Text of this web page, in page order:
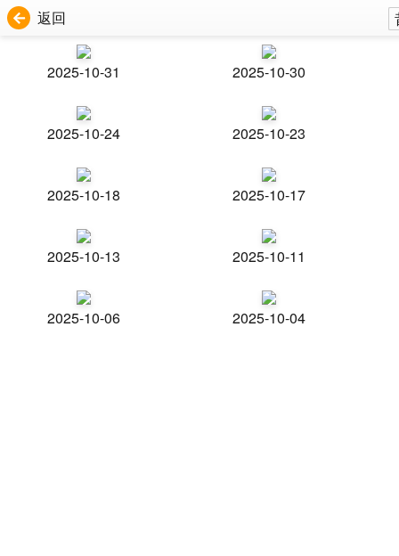
返回
2025-10-31 2025-10-30
2025-10-24 2025-10-23
2025-10-18 2025-10-17
2025-10-13 2025-10-11
2025-10-06 2025-10-04